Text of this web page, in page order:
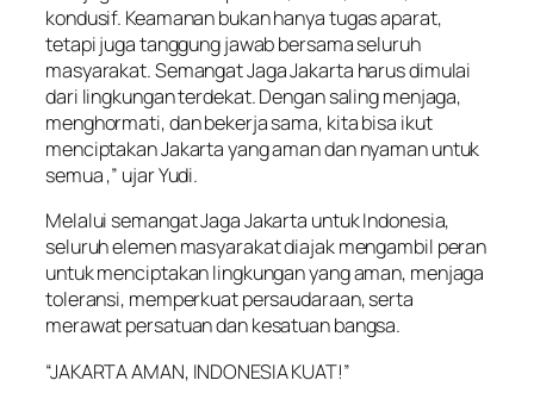
kondusif. Keamanan bukan hanya tugas aparat,
tetapi juga tanggung jawab bersama seluruh
masyarakat. Semangat Jaga Jakarta harus dimulai
dari lingkungan terdekat. Dengan saling menjaga,
menghormati, dan bekerja sama, kita bisa ikut
menciptakan Jakarta yang aman dan nyaman untuk
semua ,” ujar Yudi.
Melalui semangat Jaga Jakarta untuk Indonesia,
seluruh elemen masyarakat diajak mengambil peran
untuk menciptakan lingkungan yang aman, menjaga
toleransi, memperkuat persaudaraan, serta
merawat persatuan dan kesatuan bangsa.
“JAKARTA AMAN, INDONESIA KUAT!”